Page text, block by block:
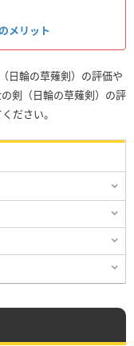
メリット
日輪の草薙剣）の評価や
剣（日輪の草薙剣）の評
ださい。